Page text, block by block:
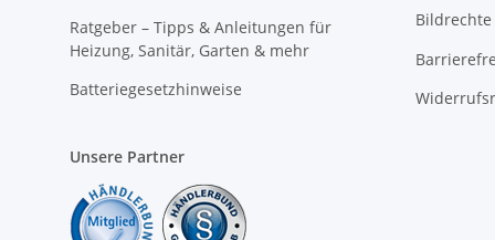
Ratgeber – Tipps & Anleitungen für
Heizung, Sanitär, Garten & mehr
Batteriegesetzhinweise
Bildrechte
Unsere Partner